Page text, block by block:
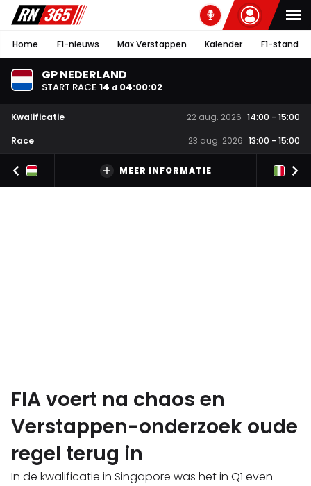
Home F1-nieuws Max Verstappen Kalender F1-stand
GP NEDERLAND
START RACE 14 d 04:00:01
Kwalificatie 22 aug. 2026 14:00 - 15:00
Race
23 aug. 2026 13:00 - 15:00
MEER INFORMATIE
FIA voert na chaos en
Verstappen-onderzoek oude
regel terug in
In de kwalificatie in Singapore was het in Q1 even